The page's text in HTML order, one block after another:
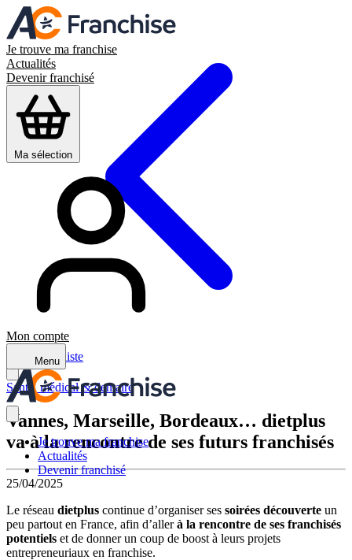
Je trouve ma franchise
Actualités
Devenir franchisé
Ma sélection
Mon compte
Menu
Je trouve ma franchise
Actualités
Devenir franchisé
Retour à la liste
Santé, médical & dentaire
Vannes, Marseille, Bordeaux… dietplus
va à la rencontre de ses futurs franchisés
25/04/2025
Le réseau dietplus continue d’organiser ses soirées découverte un
peu partout en France, afin d’allerà la rencontre de ses franchisés
potentiels et de donner un coup de boost à leurs projets
entrepreneuriaux en franchise.